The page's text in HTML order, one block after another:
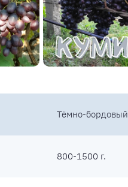
Тёмно-бордовый
800-1500 г.